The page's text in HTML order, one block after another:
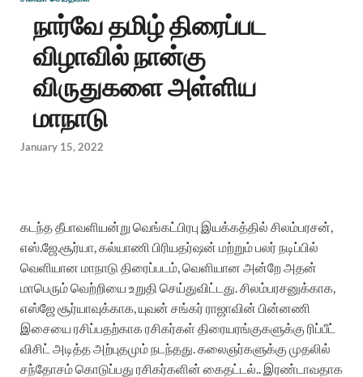
நார்வே தமிழ் திரைப்பட
விழாவில் நான்கு
விருதுகளை அள்ளிய
மாநாடு
January 15, 2022
கடந்த தீபாவளியன்று வெங்கட்பிரபு இயக்கத்தில் சிலம்பரசன்,
எஸ்.ஜே.சூர்யா, கல்யாணி பிரியதர்ஷன் மற்றும் பலர் நடிப்பில்
வெளியான மாநாடு திரைப்படம், வெளியான அன்றே அதன்
மாபெரும் வெற்றியை உறுதி செய்துவிட்டது. சிலம்பரசனுக்காக,
எஸ்ஜே சூர்யாவுக்காக, யுவன் சங்கர் ராஜாவின் பின்னணி
இசையை ரசிப்பதற்காக ரசிகர்கள் திரையரங்குகளுக்கு ரிப்பீட்
விசிட் அடித்த அற்புதமும் நடந்தது. கலைஞர்களுக்கு முதலில்
சந்தோசம் கொடுப்பது ரசிகர்களின் கைதட்டல்.. இரண்டாவதாக